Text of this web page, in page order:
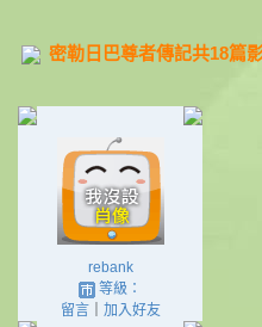
密勒日巴尊者傳記共18篇
rebank
等級：
留言｜ 加入好友